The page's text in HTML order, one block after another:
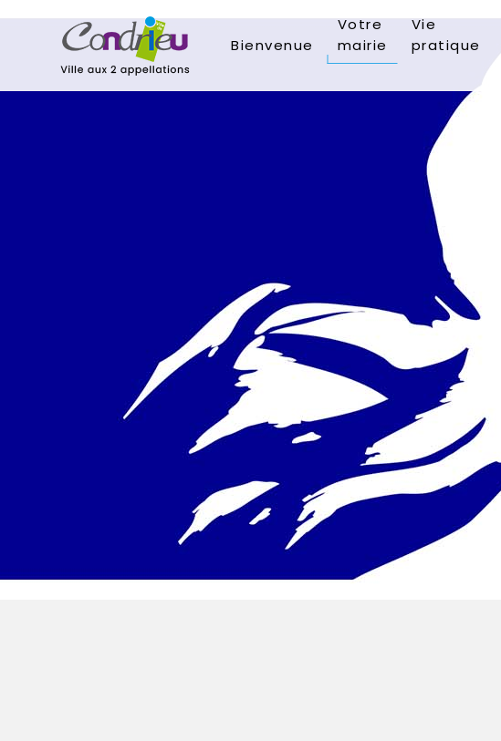
Bienvenue
Votre
mairie
Vie
pratique